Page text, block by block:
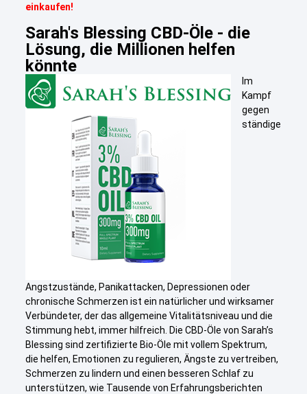
einkaufen!
Sarah's Blessing CBD-Öle - die
Lösung, die Millionen helfen
könnte
Im
Kampf
gegen
ständige
Angstzustände, Panikattacken, Depressionen oder
chronische Schmerzen ist ein natürlicher und wirksamer
Verbündeter, der das allgemeine Vitalitätsniveau und die
Stimmung hebt, immer hilfreich. Die CBD-Öle von Sarah’s
Blessing sind zertifizierte Bio-Öle mit vollem Spektrum,
die helfen, Emotionen zu regulieren, Ängste zu vertreiben,
Schmerzen zu lindern und einen besseren Schlaf zu
unterstützen, wie Tausende von Erfahrungsberichten